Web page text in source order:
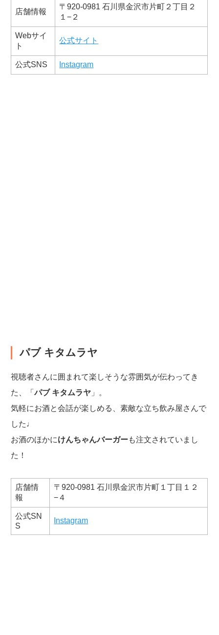
店舗情報
〒920-0981 石川県金沢市片町２丁目２
１−２
Webサイ
ト
公式サイト
公式SNS Instagram
パブ キタムラヤ
視聴者さんに囲まれて楽しそうな雰囲気が伝わってき
た、「パブ キタムラヤ 」。
気軽にお酒と会話が楽しめる、素敵な立ち飲み屋さんで
した♩
お酒のほかにけんちゃんバーガーも注文されていまし
た！
店舗情
報
〒920-0981 石川県金沢市片町１丁目１２
−４
公式SN
S
Instagram